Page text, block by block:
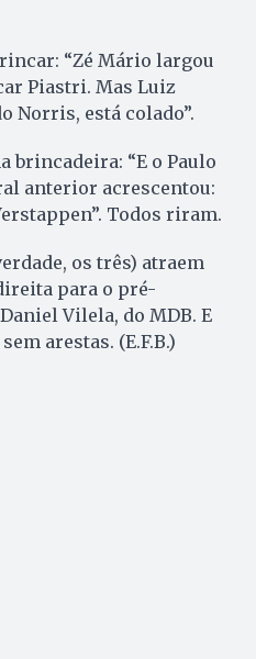
“Zé Mário largou
Piastri. Mas Luiz
Norris, está colado”.
brincadeira: “E o Paulo
anterior acrescentou:
Todos riram.
os três) atraem
para o pré-
Vilela, do MDB. E
arestas. (E.F.B.)